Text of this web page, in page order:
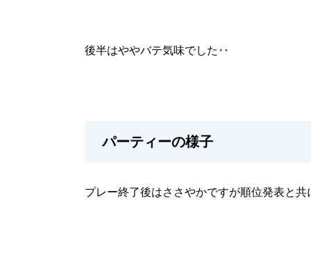
後半はややバテ気味でした‥
パーティーの様子
プレー終了後はささやかですが順位発表と共